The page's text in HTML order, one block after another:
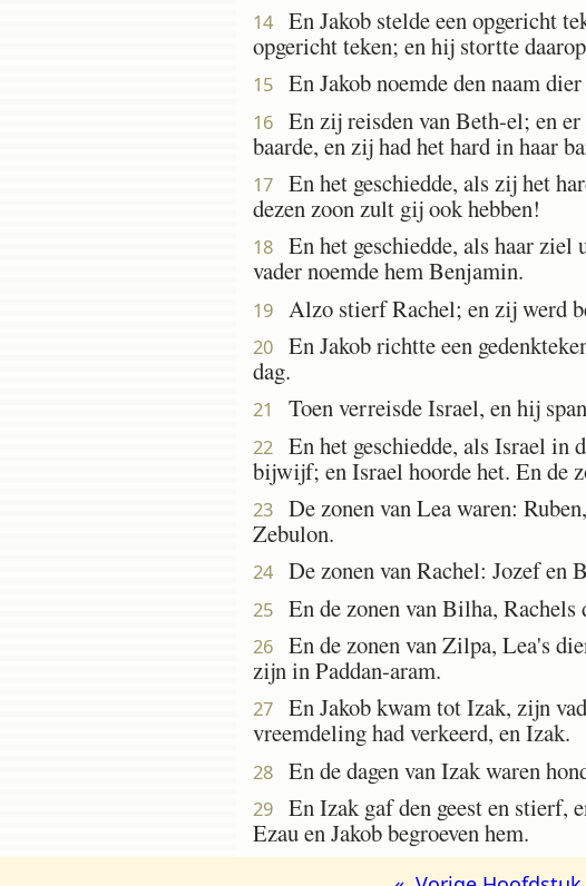
14
En Jakob stelde een opgericht
opgericht teken; en hij stortte
15 En Jakob noemde den naam
16
En zij reisden van Beth-el; en
baarde, en zij had het hard in haar
17
En het geschiedde, als zij het
dezen zoon zult gij ook hebben!
18
En het geschiedde, als haar
vader noemde hem Benjamin.
19 Alzo stierf Rachel; en zij werd
20
En Jakob richtte een
dag.
21 Toen verreisde Israel, en hij
22
En het geschiedde, als Israel in
bijwijf; en Israel hoorde het. En de
23
De zonen van Lea waren:
Zebulon.
24 De zonen van Rachel: Jozef en
25 En de zonen van Bilha,
26
En de zonen van Zilpa, Lea's
zijn in Paddan-aram.
27
En Jakob kwam tot Izak, zijn
vreemdeling had verkeerd, en Izak.
28 En de dagen van Izak waren
29
En Izak gaf den geest en stierf,
Ezau en Jakob begroeven hem.